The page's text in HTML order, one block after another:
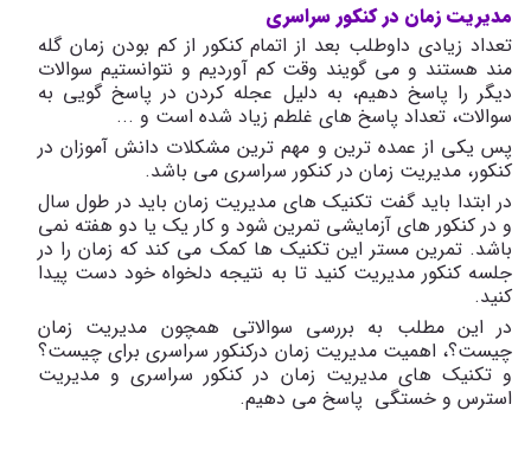
مدیریت زمان در کنکور سراسری
تعداد زیادی داوطلب بعد از اتمام کنکور از کم بودن زمان گله
مند هستند و می گویند وقت کم آوردیم و نتوانستیم سوالات
دیگر را پاسخ دهیم، به دلیل عجله کردن در پاسخ گویی به
سوالات، تعداد پاسخ های غلطم زیاد شده است و ...
پس یکی از عمده ترین و مهم ترین مشکلات دانش آموزان در
کنکور، مدیریت زمان در کنکور سراسری می باشد.
در ابتدا باید گفت تکنیک های مدیریت زمان باید در طول سال
و در کنکور های آزمایشی تمرین شود و کار یک یا دو هفته نمی
باشد. تمرین مستر این تکنیک ها کمک می کند که زمان را در
جلسه کنکور مدیریت کنید تا به نتیجه دلخواه خود دست پیدا
کنید.
در این مطلب به بررسی سوالاتی همچون مدیریت زمان
چیست؟، اهمیت مدیریت زمان درکنکور سراسری برای چیست؟
و تکنیک های مدیریت زمان در کنکور سراسری و مدیریت
استرس و خستگی پاسخ می دهیم.